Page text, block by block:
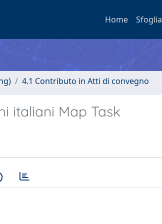
Home Sfoglia
4.1 Contributo in Atti di convegno
italiani Map Task